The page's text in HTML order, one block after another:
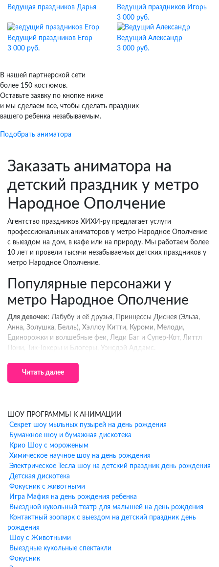
Ведущая праздников Дарья
Ведущий праздников Игорь
3 000 руб.
Ведущий праздников Егор
3 000 руб.
Ведущий Александр
3 000 руб.
В нашей партнерской сети
более 150 костюмов.
Оставьте заявку по кнопке ниже
и мы сделаем все, чтобы сделать праздник
вашего ребенка незабываемым.
Подобрать аниматора
Заказать аниматора на
детский праздник у метро
Народное Ополчение
Агентство праздников ХИХИ-ру предлагает услуги
профессиональных аниматоров у метро Народное Ополчение
с выездом на дом, в кафе или на природу. Мы работаем более
10 лет и провели тысячи незабываемых детских праздников у
метро Народное Ополчение.
Популярные персонажи у
метро Народное Ополчение
Для девочек: Лабубу и её друзья, Принцессы Диснея (Эльза,
Анна, Золушка, Белль), Хэллоу Китти, Куроми, Мелоди,
Единорожки и волшебные феи, Леди Баг и Супер-Кот, Литтл
Пони, Тик-Токеры и Блогеры, Уэнсдэй Аддамс.
Для мальчиков:
Человек-Паук и супергерои Marvel, Бэтмен и
герои DC, Гарри Поттер и волшебники, Тачки (Молния
Что входит в программу
аниматора у метро Народное
Ополчение
Профессиональная музыкальная колонка
Интерактивные игры и конкурсы (30-40 минут активной
программы)
Выбранный костюм персонажа с профессиональным
аниматором
Моделирование фигурок из шариков-колбасок в подарок
каждому гостю
Мини-шоу мыльных пузырей (включая гигантские пузыри)
Аквагрим для всех детей (при заказе программы от 1,5 часов)
Музыкальное сопровождение и танцы
Читать далее
ШОУ ПРОГРАММЫ К АНИМАЦИИ
Секрет шоу мыльных пузырей на день рождения
Бумажное шоу и бумажная дискотека
Крио Шоу с мороженым
Химическое научное шоу на день рождения
Электрическое Тесла шоу на детский праздник день рождения
Детская дискотека
Фокусник с животными
Игра Мафия на день рождения ребенка
Выездной кукольный театр для малышей на день рождения
Контактный зоопарк с выездом на детский праздник день
рождения
Шоу с Животными
Выездные кукольные спектакли
Фокусник